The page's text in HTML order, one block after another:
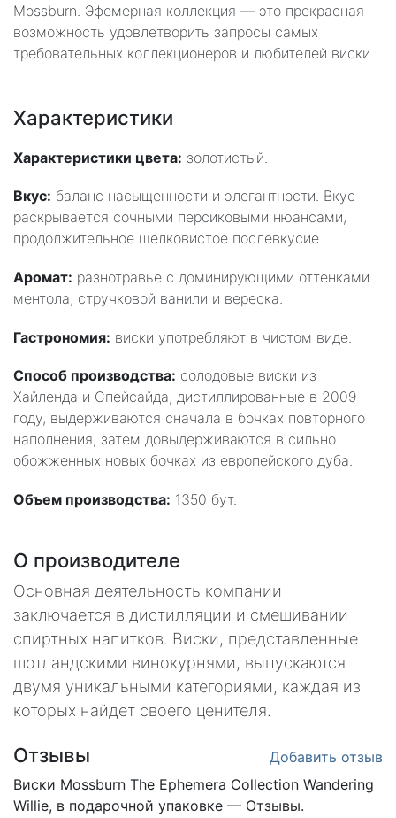
Mossburn. Эфемерная коллекция — это прекрасная
возможность удовлетворить запросы самых
требовательных коллекционеров и любителей виски.
Характеристики
Характеристики цвета: золотистый.
Вкус: баланс насыщенности и элегантности. Вкус
раскрывается сочными персиковыми нюансами,
продолжительное шелковистое послевкусие.
Аромат: разнотравье с доминирующими оттенками
ментола, стручковой ванили и вереска.
Гастрономия: виски употребляют в чистом виде.
Способ производства: солодовые виски из
Хайленда и Спейсайда, дистиллированные в 2009
году, выдерживаются сначала в бочках повторного
наполнения, затем довыдерживаются в сильно
обожженных новых бочках из европейского дуба.
Объем производства: 1350 бут.
О производителе
Основная деятельность компании
заключается в дистилляции и смешивании
спиртных напитков. Виски, представленные
шотландскими винокурнями, выпускаются
двумя уникальными категориями, каждая из
которых найдет своего ценителя.
Отзывы
Добавить отзыв
Виски Mossburn The Ephemera Collection Wandering
Willie, в подарочной упаковке — Отзывы.